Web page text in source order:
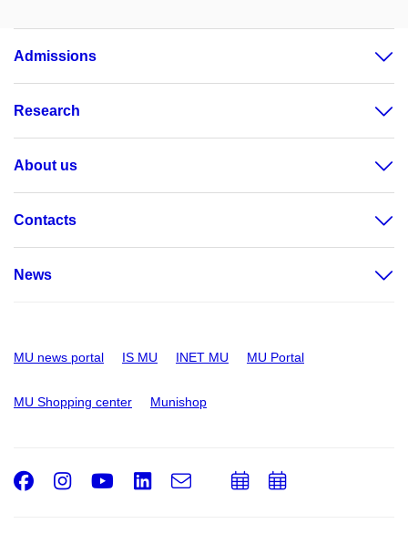
Admissions
Research
About us
Contacts
News
MU news portal IS MU INET MU MU Portal
MU Shopping center Munishop
Facebook
Instagram
Youtube
LinkedIn
e-
AddAdd